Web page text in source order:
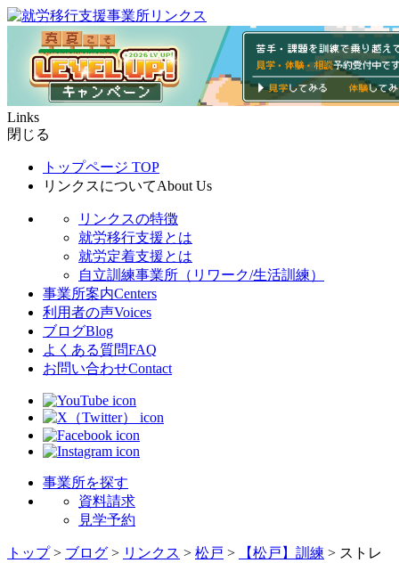
Links
閉じる
トップページ TOP
リンクスについてAbout Us
リンクスの特徴
就労移行支援とは
就労定着支援とは
自立訓練事業所（リワーク/生活訓練）
事業所案内Centers
利用者の声Voices
ブログBlog
よくある質問FAQ
お問い合わせContact
事業所を探す
資料請求
見学予約
トップ> ブログ > リンクス > 松戸 > 【松戸】訓練 > ストレ